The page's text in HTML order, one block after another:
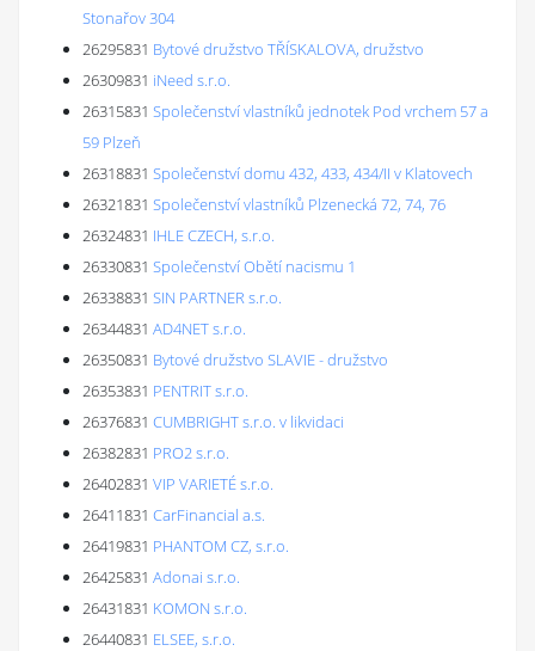
Stonařov 304
26295831 Bytové družstvo TŘÍSKALOVA, družstvo
26309831 iNeed s.r.o.
26315831 Společenství vlastníků jednotek Pod vrchem 57 a
59 Plzeň
26318831 Společenství domu 432, 433, 434/II v Klatovech
26321831 Společenství vlastníků Plzenecká 72, 74, 76
26324831 IHLE CZECH, s.r.o.
26330831 Společenství Obětí nacismu 1
26338831 SIN PARTNER s.r.o.
26344831 AD4NET s.r.o.
26350831 Bytové družstvo SLAVIE - družstvo
26353831 PENTRIT s.r.o.
26376831 CUMBRIGHT s.r.o. v likvidaci
26382831 PRO2 s.r.o.
26402831 VIP VARIETÉ s.r.o.
26411831 CarFinancial a.s.
26419831 PHANTOM CZ, s.r.o.
26425831 Adonai s.r.o.
26431831 KOMON s.r.o.
26440831 ELSEE, s.r.o.